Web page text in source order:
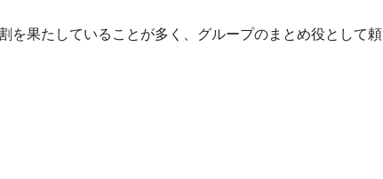
を果たしていることが多く、グループのまとめ役として頼